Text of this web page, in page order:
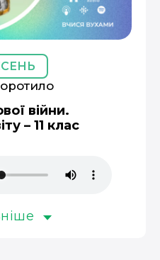
війни.
– 11 клас